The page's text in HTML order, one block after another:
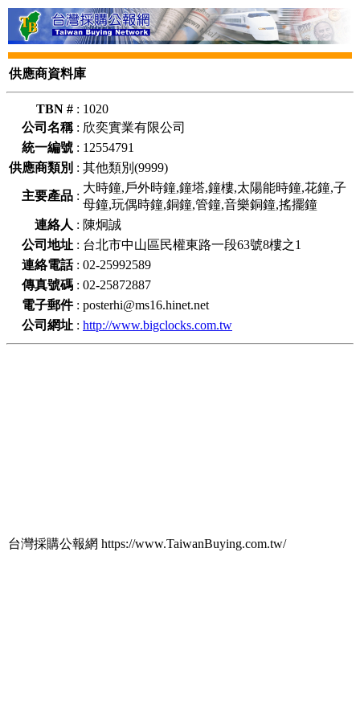
供應商資料庫
TBN # : 1020
公司名稱: 欣奕實業有限公司
統一編號 : 12554791
供應商類別 : 其他類別(9999)
主要產品 :
大時鐘,戶外時鐘,鐘塔,鐘樓,太陽能時鐘,花鐘,子
母鐘,玩偶時鐘,銅鐘,管鐘,音樂銅鐘,搖擺鐘
連絡人 : 陳炯誠
公司地址 : 台北市中山區民權東路一段63號8樓之1
連絡電話: 02-25992589
傳真號碼 : 02-25872887
電子郵件: posterhi@ms16.hinet.net
公司網址 : http://www.bigclocks.com.tw
台灣採購公報網 https://www.TaiwanBuying.com.tw/